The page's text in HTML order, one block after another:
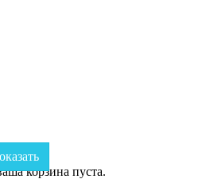
корзина пуста.